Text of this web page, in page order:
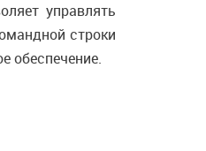
управлять
строки
обеспечение.